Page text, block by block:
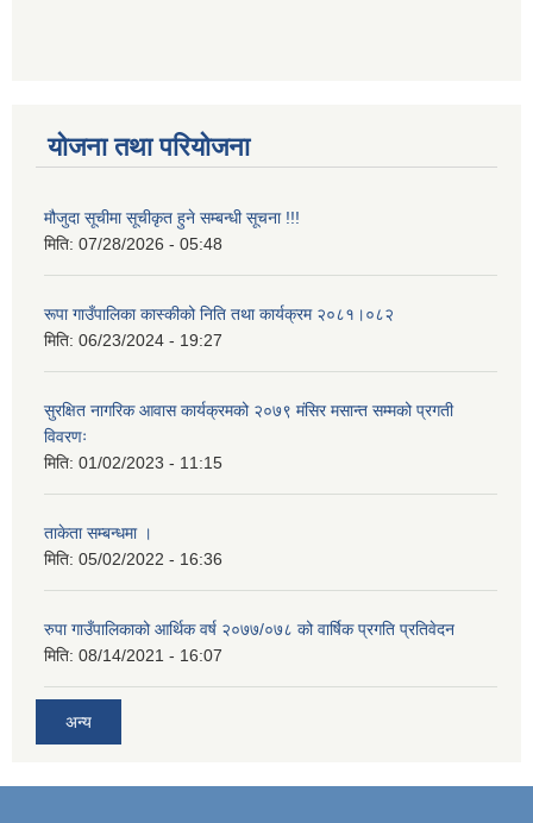
योजना तथा परियोजना
मौजुदा सूचीमा सूचीकृत हुने सम्बन्धी सूचना !!!
मिति: 07/28/2026 - 05:48
रूपा गाउँपालिका कास्कीको निति तथा कार्यक्रम २०८१।०८२
मिति: 06/23/2024 - 19:27
सुरक्षित नागरिक आवास कार्यक्रमको २०७९ मंसिर मसान्त सम्मको प्रगती
विवरणः
मिति: 01/02/2023 - 11:15
ताकेता सम्बन्धमा ।
मिति: 05/02/2022 - 16:36
रुपा गाउँपालिकाको आर्थिक वर्ष २०७७/०७८ को वार्षिक प्रगति प्रतिवेदन
मिति: 08/14/2021 - 16:07
अन्य